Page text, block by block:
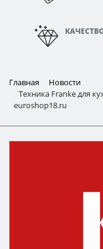
Главная
Новости
Техника Franke для
euroshop18.ru